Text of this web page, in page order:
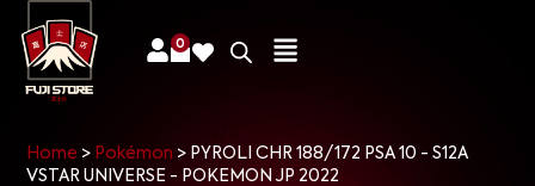
0
Home > Pokémon > PYROLI CHR 188/172 PSA 10 - S12A
VSTAR UNIVERSE - POKEMON JP 2022